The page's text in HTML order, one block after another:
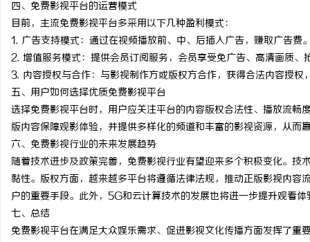
四、免费影视平台的运营模式
目前，主流免费影视平台多采用以下几种盈利模式：
1. 广告支持模式：通过在视频播放前、中、后插入广告，赚取广告费
2. 增值服务模式：提供会员订阅服务，会员享受免广告、高清画质、
3. 内容授权与合作：与影视制作方或版权方合作，获得合法内容授权
五、用户如何选择优质免费影视平台
选择免费影视平台时，用户应关注平台的内容版权合法性、播放流
版内容保障观影体验，并提供多样化的频道和丰富的影视资源，从而
六、免费影视行业的未来发展趋势
随着技术进步及政策完善，免费影视行业有望迎来多个积极变化。
黏性。版权方面，越来越多平台将遵循法律法规，推动正版影视内
户的重要手段。此外，5G和云计算技术的发展也将进一步提升观看
七、总结
免费影视平台在满足大众娱乐需求、促进影视文化传播方面发挥了
净 AC 国际医疗实验室，标准化研发体系
解析 同解决方案